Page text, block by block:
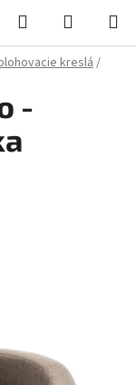
Hľadať
KOŠÍK
kreslá/
-